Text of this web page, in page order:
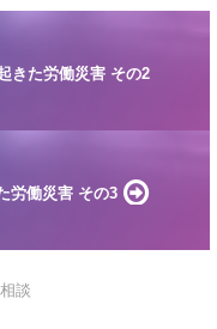
きた労働災害 その2
労働災害 その3
談